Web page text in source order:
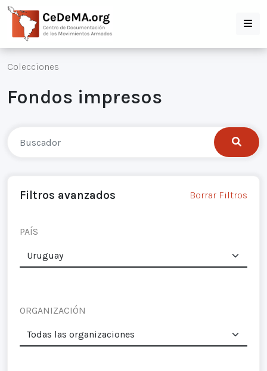
Colecciones
Fondos impresos
Filtros avanzados Borrar Filtros
PAÍS
ORGANIZACIÓN